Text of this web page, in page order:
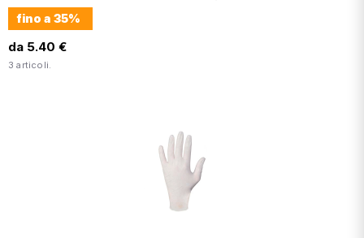
fino a 35%
da 5.40 €
3 articoli.